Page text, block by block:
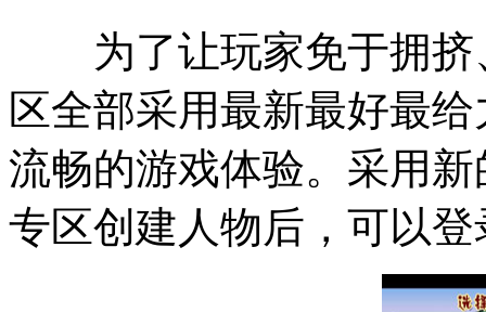
为了让玩家免于拥挤
区全部采用最新最好最
流畅的游戏体验。采用
专区创建人物后，可以